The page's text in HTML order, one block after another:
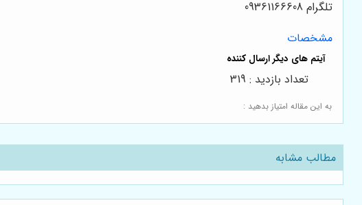
تلگرام 09361166608
مشخصات
به این مقاله امتیاز بدهید :
تعداد بازدید : 319
مطالب مشابه